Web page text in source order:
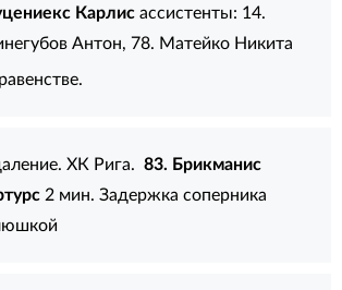
Карлис ассистенты: 14.
Антон, 78. Матейко Никита
ХК Рига.83. Брикманис
2 мин. Задержка соперника